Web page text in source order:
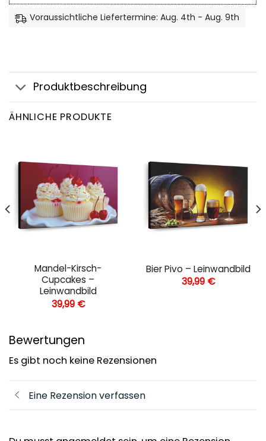
Voraussichtliche Liefertermine: Aug. 4th - Aug. 9th
Produktbeschreibung
ÄHNLICHE PRODUKTE
Mandel-Kirsch-
Cupcakes –
Leinwandbild
39,99 €
Bier Pivo – Leinwandbild
39,99 €
Bewertungen
Es gibt noch keine Rezensionen
Eine Rezension verfassen